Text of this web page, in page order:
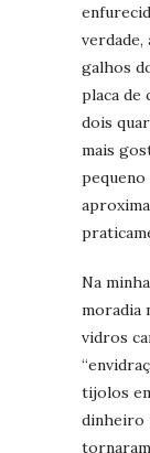
verdade,
galhos
placa de
dois
mais
pequeno
Na
moradia
vidros
tijolos
dinheiro